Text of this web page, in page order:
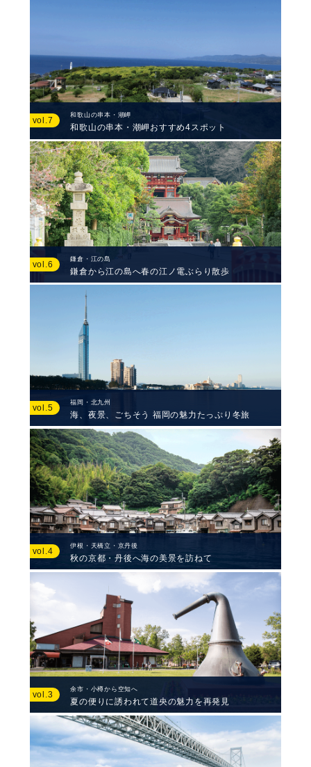
vol.7
和歌山の串本・潮岬
和歌山の串本・潮岬おすすめ4スポット
vol.6
鎌倉・江の島
鎌倉から江の島へ春の江ノ電ぶらり散歩
vol.5
福岡・北九州
海、夜景、ごちそう 福岡の魅力たっぷり冬旅
vol.4
伊根・天橋立・京丹後
秋の京都・丹後へ海の美景を訪ねて
vol.3
余市・小樽から空知へ
夏の便りに誘われて道央の魅力を再発見